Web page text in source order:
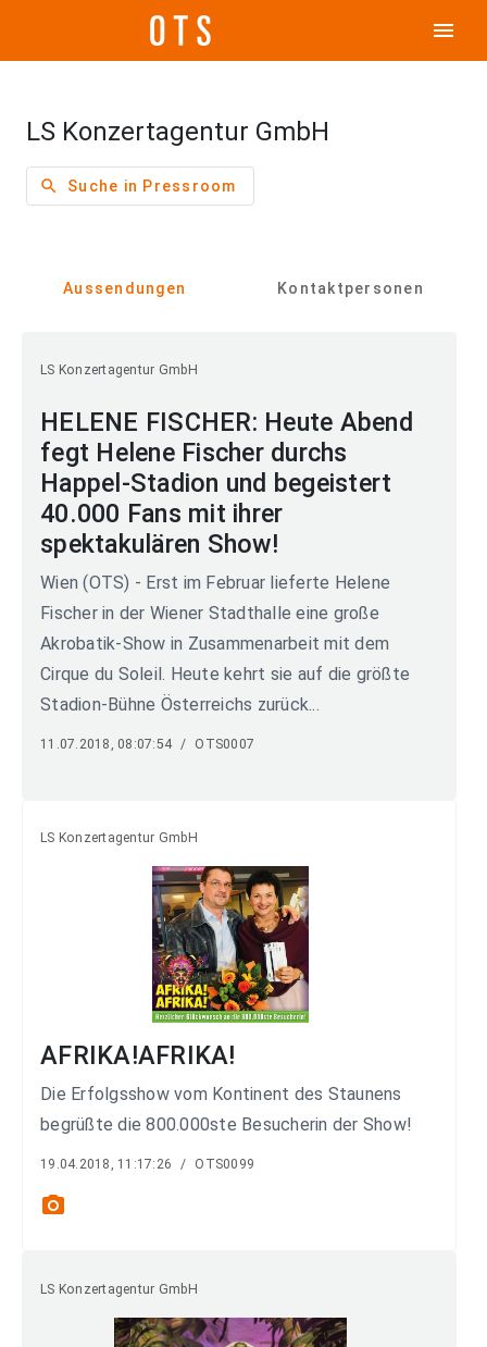
menu
LS Konzertagentur GmbH
search Suche in Pressroom
Aussendungen Kontaktpersonen
LS Konzertagentur GmbH
HELENE FISCHER: Heute Abend
fegt Helene Fischer durchs
Happel-Stadion und begeistert
40.000 Fans mit ihrer
spektakulären Show!
Wien (OTS) - Erst im Februar lieferte Helene
Fischer in der Wiener Stadthalle eine große
Akrobatik-Show in Zusammenarbeit mit dem
Cirque du Soleil. Heute kehrt sie auf die größte
Stadion-Bühne Österreichs zurück...
11.07.2018, 08:07:54 / OTS0007
LS Konzertagentur GmbH
AFRIKA!AFRIKA!
Die Erfolgsshow vom Kontinent des Staunens
begrüßte die 800.000ste Besucherin der Show!
19.04.2018, 11:17:26 / OTS0099
photo_camera
LS Konzertagentur GmbH